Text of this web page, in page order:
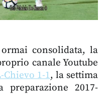
consolidata, la
canale Youtube
Chievo 1-1, la settima
preparazione 2017-